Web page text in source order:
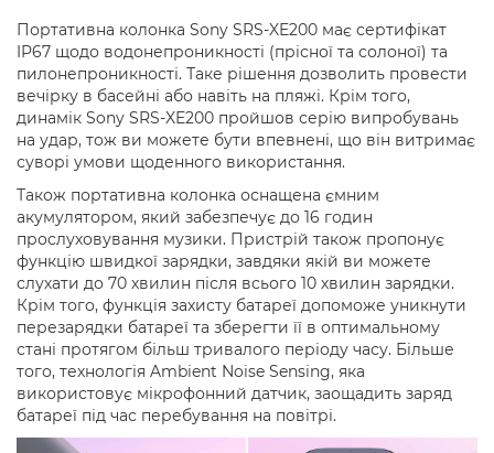
Портативна колонка Sony SRS-XE200 має сертифікат
IP67 щодо водонепроникності (прісної та солоної) та
пилонепроникності. Таке рішення дозволить провести
вечірку в басейні або навіть на пляжі. Крім того,
динамік Sony SRS-XE200 пройшов серію випробувань
на удар, тож ви можете бути впевнені, що він витримає
суворі умови щоденного використання.
Також портативна колонка оснащена ємним
акумулятором, який забезпечує до 16 годин
прослуховування музики. Пристрій також пропонує
функцію швидкої зарядки, завдяки якій ви можете
слухати до 70 хвилин після всього 10 хвилин зарядки.
Крім того, функція захисту батареї допоможе уникнути
перезарядки батареї та зберегти її в оптимальному
стані протягом більш тривалого періоду часу. Більше
того, технологія Ambient Noise Sensing, яка
використовує мікрофонний датчик, заощадить заряд
батареї під час перебування на повітрі.